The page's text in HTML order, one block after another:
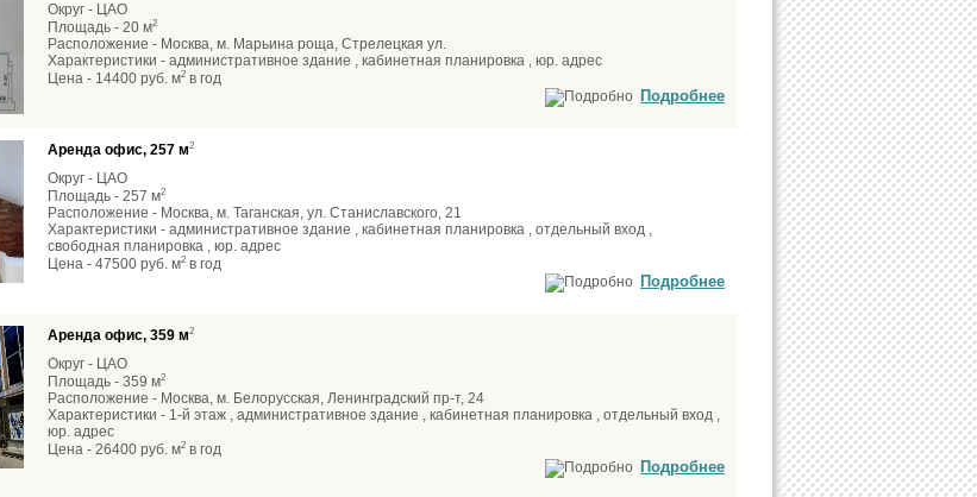
Округ - ЦАО
Площадь - 20 м2
Расположение - Москва, м. Марьина роща, Стрелецкая ул.
Характеристики - административное здание , кабинетная планировка , юр. адрес
Цена - 14400 руб. м2 в год
Подробнее
Аренда офис, 257 м2
Округ - ЦАО
Площадь - 257 м2
Расположение - Москва, м. Таганская, ул. Станиславского, 21
Характеристики - административное здание , кабинетная планировка , отдельный вход ,
свободная планировка , юр. адрес
Цена - 47500 руб. м2 в год
Подробнее
Аренда офис, 359 м2
Округ - ЦАО
Площадь - 359 м2
Расположение - Москва, м. Белорусская, Ленинградский пр-т, 24
Характеристики - 1-й этаж , административное здание , кабинетная планировка , отдельный вход ,
юр. адрес
Цена - 26400 руб. м2 в год
Подробнее